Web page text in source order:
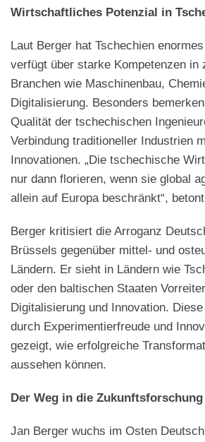
Wirtschaftliches Potenzial in
Laut Berger hat Tschechien
verfügt über starke Kompetenzen in
Branchen wie Maschinenbau,
Digitalisierung. Besonders
Qualität der tschechischen
Verbindung traditioneller Industrien
Innovationen. „Die tschechische
nur dann florieren, wenn sie global
allein auf Europa beschränkt“,
Berger kritisiert die Arroganz
Brüssels gegenüber mittel- und
Ländern. Er sieht in Ländern wie
oder den baltischen Staaten
Digitalisierung und Innovation.
durch Experimentierfreude und
gezeigt, wie erfolgreiche
aussehen können.
Der Weg in die Zukunftsforschung
Jan Berger wuchs im Osten